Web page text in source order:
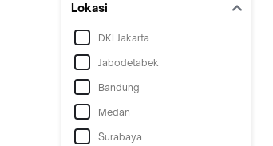
Lokasi
DKI Jakarta
Jabodetabek
Bandung
Medan
Surabaya